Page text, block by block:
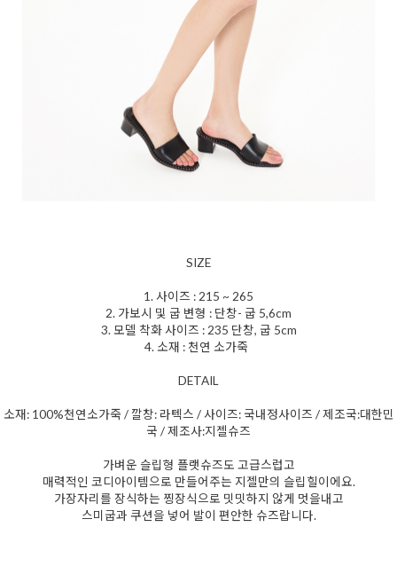
SIZE
1. 사이즈 : 215 ~ 265
2. 가보시 및 굽 변형 : 단창- 굽 5,6cm
3. 모델 착화 사이즈 : 235 단창, 굽 5cm
4. 소재 : 천연 소가죽
DETAIL
소재: 100%천연소가죽 / 깔창: 라텍스 / 사이즈: 국내정사이즈 / 제조국:대한민
국 / 제조사:지젤슈즈
가벼운 슬립형 플랫슈즈도 고급스럽고
매력적인 코디아이템으로 만들어주는 지젤만의 슬립힐이에요.
가장자리를 장식하는 찡장식으로 밋밋하지 않게 멋을내고
스미굽과 쿠션을 넣어 발이 편안한 슈즈랍니다.